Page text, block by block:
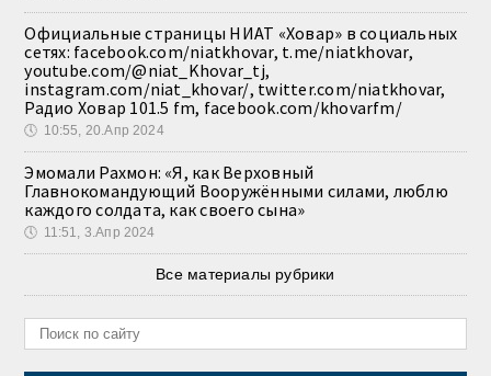
Официальные страницы НИАТ «Ховар» в социальных
сетях: facebook.com/niatkhovar, t.me/niatkhovar,
youtube.com/@niat_Khovar_tj,
instagram.com/niat_khovar/, twitter.com/niatkhovar,
Радио Ховар 101.5 fm, facebook.com/khovarfm/
🕔 10:55, 20.Апр 2024
Эмомали Рахмон: «Я, как Верховный
Главнокомандующий Вооружёнными силами, люблю
каждого солдата, как своего сына»
🕔 11:51, 3.Апр 2024
Все материалы рубрики